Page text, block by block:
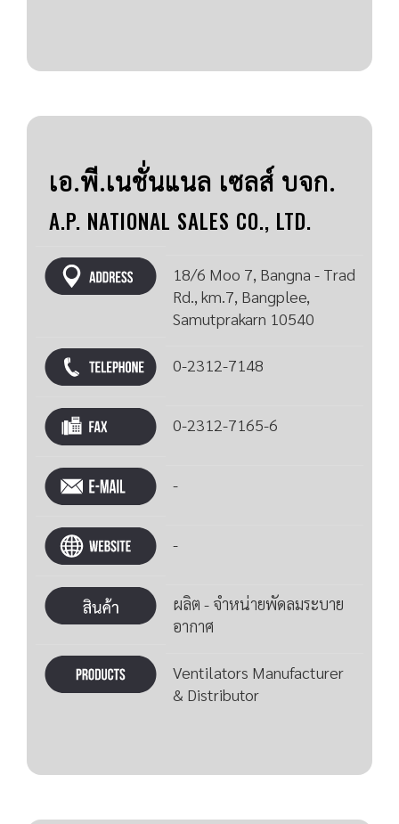
เอ.พี.เนชั่นแนล เซลส์ บจก.
A.P. NATIONAL SALES CO., LTD.
18/6 Moo 7, Bangna - Trad
Rd., km.7, Bangplee,
Samutprakarn 10540
0-2312-7148
0-2312-7165-6
-
-
ผลิต - จำหน่ายพัดลมระบาย
อากาศ
Ventilators Manufacturer
& Distributor